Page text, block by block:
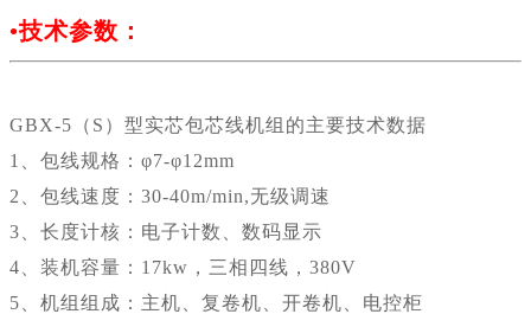
•技术参数：
GBX-5（S）型实芯包芯线机组的主要技术数据
1、包线规格：φ7-φ12mm
2、包线速度：30-40m/min,无级调速
3、长度计核：电子计数、数码显示
4、装机容量：17kw，三相四线，380V
5、机组组成：主机、复卷机、开卷机、电控柜